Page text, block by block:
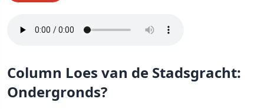
Column Loes van de Stadsgracht:
Ondergronds?